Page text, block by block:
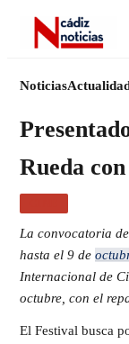
Noticias
Rueda
La convocatoria
hasta el 9 de
Internacional de
octubre, con el
El Festival busca